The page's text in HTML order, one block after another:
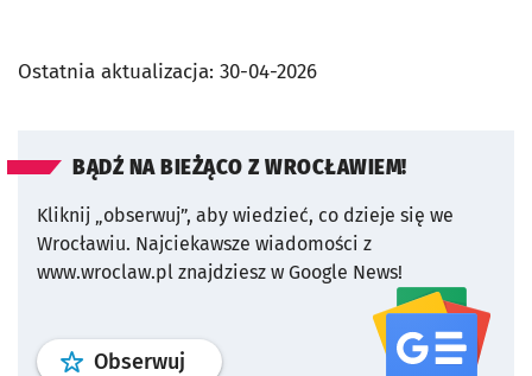
Ostatnia aktualizacja: 30-04-2026
BĄDŹ NA BIEŻĄCO Z WROCŁAWIEM!
Kliknij „obserwuj”, aby wiedzieć, co dzieje się we
Wrocławiu. Najciekawsze wiadomości z
www.wroclaw.pl znajdziesz w Google News!
Obserwuj profil serwisu